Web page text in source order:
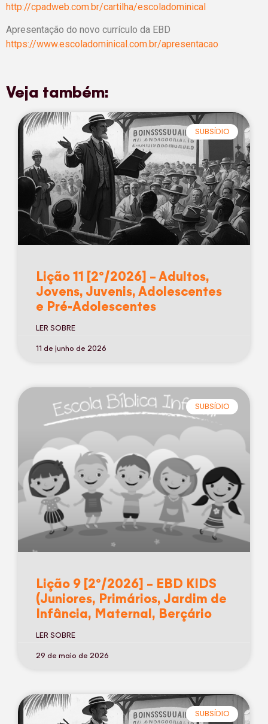
http://cpadweb.com.br/cartilha/escoladominical
Apresentação do novo currículo da EBD
https://www.escoladominical.com.br/apresentacao
Veja também:
SUBSÍDIO
Lição 11 [2º/2026] – Adultos,
Jovens, Juvenis, Adolescentes
e Pré-Adolescentes
LER SOBRE
11 de junho de 2026
SUBSÍDIO
Lição 9 [2º/2026] – EBD KIDS
(Juniores, Primários, Jardim de
Infância, Maternal, Berçário
LER SOBRE
29 de maio de 2026
SUBSÍDIO